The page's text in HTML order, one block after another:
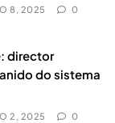
8, 2025 0
director
do sistema
2, 2025 0
antigas é